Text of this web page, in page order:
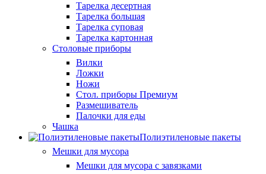
Тарелка десертная
Тарелка большая
Тарелка суповая
Тарелка картонная
Столовые приборы
Вилки
Ложки
Ножи
Стол. приборы Премиум
Размешиватель
Палочки для еды
Чашка
Полиэтиленовые пакеты
Мешки для мусора
Мешки для мусора с завязками